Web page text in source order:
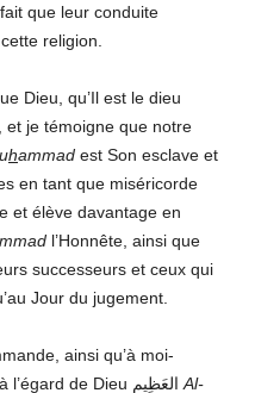
que leur conduite
religion.
Dieu, qu’Il est le dieu
et je témoigne que notre
hammad est Son esclave et
en tant que miséricorde
et élève davantage en
l’Honnête, ainsi que
successeurs et ceux qui
Jour du jugement.
ainsi qu’à moi-
Al-